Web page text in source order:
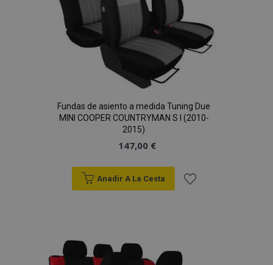
Deseos
Fundas de asiento a medida Tuning Due
MINI COOPER COUNTRYMAN S I (2010-
2015)
147,00 €
Anadir A La Cesta
Lista